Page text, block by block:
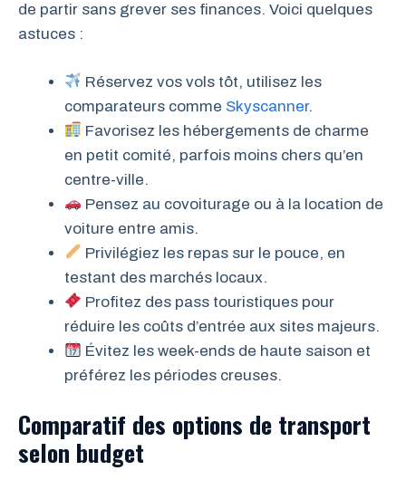
de partir sans grever ses finances. Voici quelques
astuces :
Réservez vos vols tôt, utilisez les
comparateurs comme Skyscanner.
Favorisez les hébergements de charme
en petit comité, parfois moins chers qu’en
centre-ville.
Pensez au covoiturage ou à la location de
voiture entre amis.
Privilégiez les repas sur le pouce, en
testant des marchés locaux.
Profitez des pass touristiques pour
réduire les coûts d’entrée aux sites majeurs.
Évitez les week-ends de haute saison et
préférez les périodes creuses.
Comparatif des options de transport
selon budget